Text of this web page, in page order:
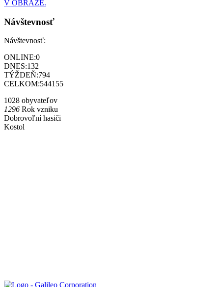
V OBRAZE.
Návštevnosť
Návštevnosť:
ONLINE:0
DNES:132
TÝŽDEŇ:794
CELKOM:544155
1028 obyvateľov
1296 Rok vzniku
Dobrovoľní hasiči
Kostol